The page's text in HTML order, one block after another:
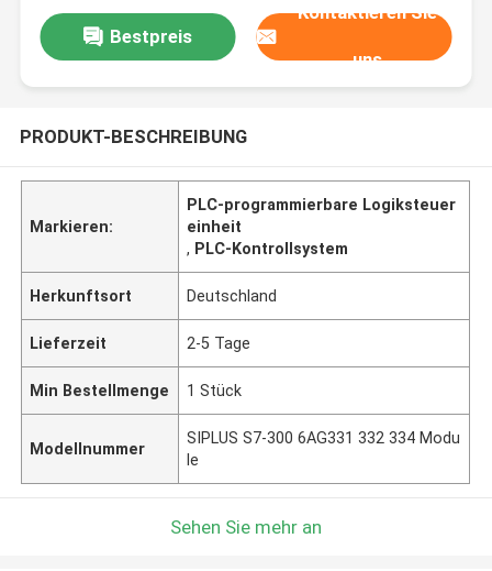
Bestpreis
Kontaktieren Sie
uns
PRODUKT-BESCHREIBUNG
Markieren:
PLC-programmierbare Logiksteuer
einheit
, PLC-Kontrollsystem
Herkunftsort Deutschland
Lieferzeit 2-5 Tage
Min Bestellmenge 1 Stück
Modellnummer
SIPLUS S7-300 6AG331 332 334 Modu
le
Sehen Sie mehr an